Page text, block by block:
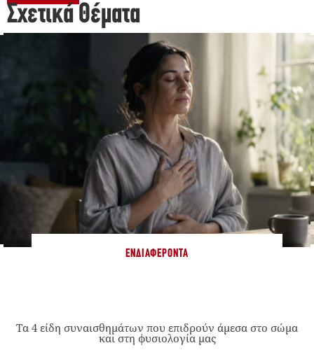
Σχετικά Θέματα
ΕΝΔΙΑΦΈΡΟΝΤΑ
Τα 4 είδη συναισθημάτων που επιδρούν άμεσα στο σώμα
και στη φυσιολογία μας